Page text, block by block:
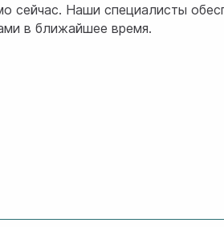
сейчас. Наши специалисты
в ближайшее время.